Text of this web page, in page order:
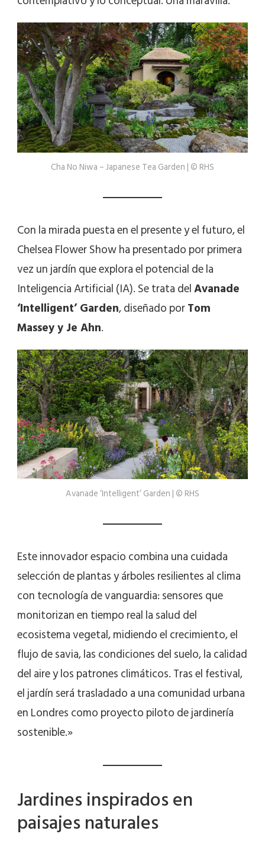
Cha No Niwa – Japanese Tea Garden | © RHS
Con la mirada puesta en el presente y el futuro, el
Chelsea Flower Show ha presentado por primera
vez un jardín que explora el potencial de la
Inteligencia Artificial (IA). Se trata delAvanade
‘Intelligent’ Garden, diseñado porTom
Massey y Je Ahn.
Avanade ‘Intelligent’ Garden | © RHS
Este innovador espacio combina una cuidada
selección de plantas y árboles resilientes al clima
con tecnología de vanguardia: sensores que
monitorizan en tiempo real la salud del
ecosistema vegetal, midiendo el crecimiento, el
flujo de savia, las condiciones del suelo, la calidad
del aire y los patrones climáticos. Tras el festival,
el jardín será trasladado a una comunidad urbana
en Londres como proyecto piloto de jardinería
sostenible.»
Jardines inspirados en
paisajes naturales